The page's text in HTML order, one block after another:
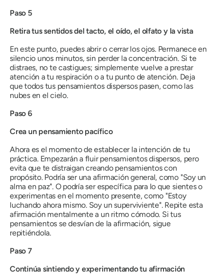
Paso 5
Retira tus sentidos del tacto, el oído, el olfato y la vista
En este punto, puedes abrir o cerrar los ojos. Permanece en
silencio unos minutos, sin perder la concentración. Si te
distraes, no te castigues; simplemente vuelve a prestar
atención a tu respiración o a tu punto de atención. Deja
que todos tus pensamientos dispersos pasen, como las
nubes en el cielo.
Paso 6
Crea un pensamiento pacífico
Ahora es el momento de establecer la intención de tu
práctica. Empezarán a fluir pensamientos dispersos, pero
evita que te distraigan creando pensamientos con
propósito. Podría ser una afirmación general, como "Soy un
alma en paz". O podría ser específica para lo que sientes o
experimentas en el momento presente, como "Estoy
luchando ahora mismo. Soy un superviviente". Repite esta
afirmación mentalmente a un ritmo cómodo. Si tus
pensamientos se desvían de la afirmación, sigue
repitiéndola.
Paso 7
Continúa sintiendo y experimentando tu afirmación